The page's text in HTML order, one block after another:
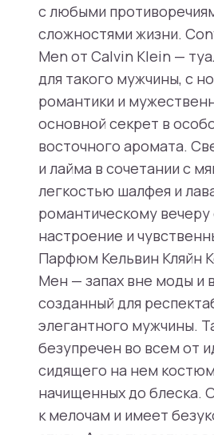
с любыми
сложностями жизни.
Men от Calvin Klein —
для такого мужчины, с
романтики и
основной секрет в
восточного аромата.
и лайма в сочетании с
легкостью шалфея и
романтическому
настроение и
Парфюм Кельвин Кляйн
Мен — запах вне моды и
созданный для
элегантного мужчины.
безупречен во всем от
сидящего на нем
начищенных до блеска.
к мелочам и имеет